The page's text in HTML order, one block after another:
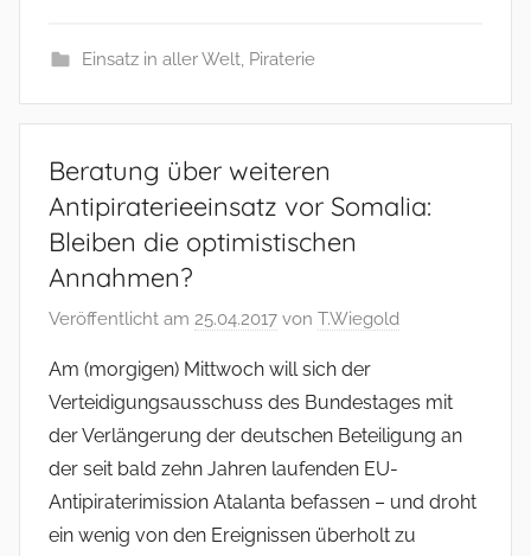
Einsatz in aller Welt, Piraterie
Beratung über weiteren
Antipiraterieeinsatz vor Somalia:
Bleiben die optimistischen
Annahmen?
Veröffentlicht am 25.04.2017 von T.Wiegold
Am (morgigen) Mittwoch will sich der
Verteidigungsausschuss des Bundestages mit
der Verlängerung der deutschen Beteiligung an
der seit bald zehn Jahren laufenden EU-
Antipiraterimission Atalanta befassen – und droht
ein wenig von den Ereignissen überholt zu